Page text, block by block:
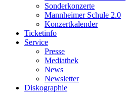
Sonderkonzerte
Mannheimer Schule 2.0
Konzertkalender
Ticketinfo
Service
Presse
Mediathek
News
Newsletter
Diskographie